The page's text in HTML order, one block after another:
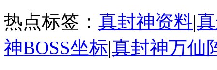
热点标签： 真封神资料|
神BOSS坐标|真封神万仙